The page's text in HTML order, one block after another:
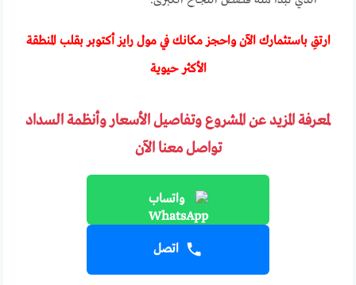
ارتقِ باستثمارك الآن واحجز مكانك في مول رايز أكتوبر بقلب المنطقة
الأكثر حيوية
لمعرفة المزيد عن المشروع وتفاصيل الأسعار وأنظمة السداد
تواصل معنا الآن
واتساب
اتصل